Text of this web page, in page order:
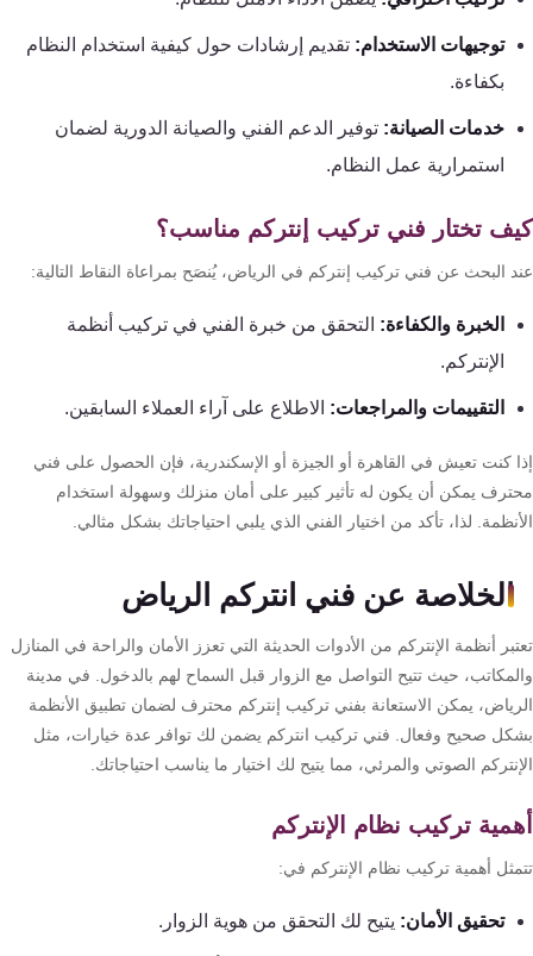
توجيهات الاستخدام:تقديم إرشادات حول كيفية استخدام النظام
بكفاءة.
خدمات الصيانة:توفير الدعم الفني والصيانة الدورية لضمان
استمرارية عمل النظام.
تختار فني تركيب إنتركم مناسب؟
البحث عن فني تركيب إنتركم في الرياض، يُنصَح بمراعاة النقاط التالية:
الخبرة والكفاءة:التحقق من خبرة الفني في تركيب أنظمة
الإنتركم.
التقييمات والمراجعات:الاطلاع على آراء العملاء السابقين.
كنت تعيش في القاهرة أو الجيزة أو الإسكندرية، فإن الحصول على فني
يمكن أن يكون له تأثير كبير على أمان منزلك وسهولة استخدام
لذا، تأكد من اختيار الفني الذي يلبي احتياجاتك بشكل مثالي.
الخلاصة عن فني انتركم الرياض
أنظمة الإنتركم من الأدوات الحديثة التي تعزز الأمان والراحة في المنازل
حيث تتيح التواصل مع الزوار قبل السماح لهم بالدخول. في مدينة
يمكن الاستعانة بفني تركيب إنتركم محترف لضمان تطبيق الأنظمة
صحيح وفعال. فني تركيب انتركم يضمن لك توافر عدة خيارات، مثل
الصوتي والمرئي، مما يتيح لك اختيار ما يناسب احتياجاتك.
تركيب نظام الإنتركم
أهمية تركيب نظام الإنتركم في:
تحقيق الأمان:يتيح لك التحقق من هوية الزوار.